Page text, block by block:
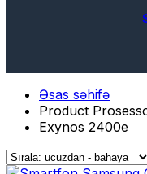
Əsas səhifə
Product
Exynos 2400e